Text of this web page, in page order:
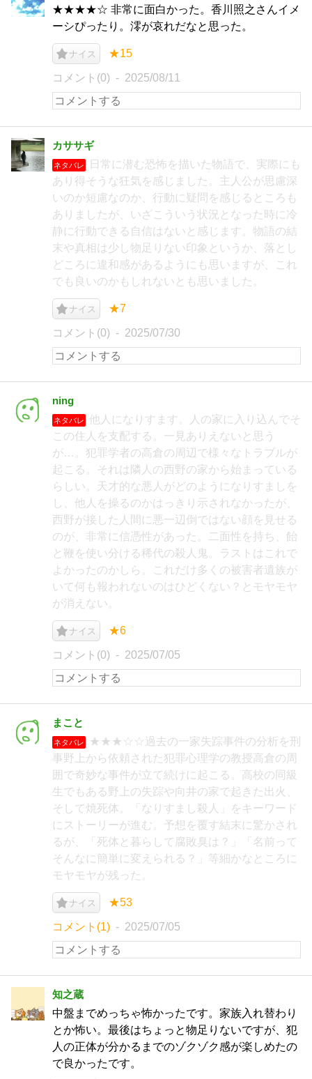
★★★★‪☆ 非常に面白かった。香川照之さんイメ
ーシぴったり。澪が哀れだなと思った。
ナイス ★15
コメント(0) 2025/08/11
カササギ
ネタバレ
日常に潜む恐怖を描いた物語で、実際にも
あり得そうな狂気を感じました。主人公が思慮深
いのか短慮なのか、行動に疑問を感じるところも
ありましたが、いざこういう状況となった時に冷
静に行動できる自信はないと感じます。物語の結
末や真相は少し物足りない印象というか、落とし
どころに違和感があるようにも思いますが、これ
でも良いのかもしれないとも思いました。
ナイス ★7
コメント(0) 2025/07/30
ning
ネタバレ
他人になりすます。人の家に入り込んでそ
この住人を支配する。一見ありえないと思う
が…。犯罪学者の高倉の周辺で様々なトラブルが
起こる。それは隣人の西野の家から始まっている
らしい。天才的な悪人がどのようになりすましを
し、他人を操るのかはっきり示されなかったが、
西野が接した人間に悪一辺倒ではない顔を見せる
のが、非常に信憑性があった。二面性を持ち、飴
と鞭を使い分ける稀代の殺人鬼。ラストはこれで
よかったのかしら。これだけ多くの被害者遺族が
いて何も報われないのはひどくない？とモヤモヤ
が消えない。
ナイス ★6
コメント(0) 2025/07/05
まこと
ネタバレ
★★★☆☆過去の一家失踪事件の分析を刑
事野上から依頼された犯罪心理学の教授高倉の周
囲で奇妙な事件が立て続けに起こる。高校の同級
生でもある野上の失踪や向井の家で起きた出火、
そして焼死体。「なりすまし殺人」をキーワード
にストーリーが進む。予想を覆す結末に驚かされ
るが、「死体と暮らして腐敗臭は？」「名前って
そんなに簡単に変えられる？」等細かなところに
モヤモヤが残った。
ナイス ★53
コメント(1) 2025/07/05
知之蔵
中盤までめっちゃ怖かったです。家族入れ替わり
とか怖い。最後はちょっと物足りないですが、犯
人の正体が分かるまでのゾクゾク感が楽しめたの
で良かったです。